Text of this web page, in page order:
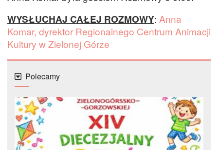
WYSŁUCHAJ CAŁEJ ROZMOWY: Anna
Komar, dyrektor Regionalnego Centrum Animacji
Kultury w Zielonej Górze
Polecamy